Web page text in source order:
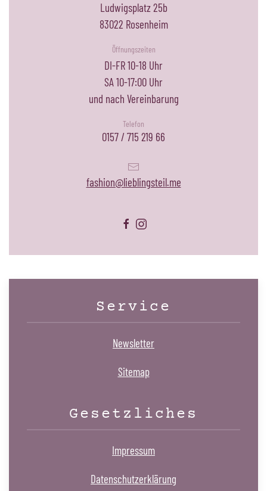
Ludwigsplatz 25b
83022 Rosenheim
Öffnungszeiten
DI-FR 10-18 Uhr
SA 10-17:00 Uhr
und nach Vereinbarung
Telefon
0157 / 715 219 66
fashion@lieblingsteil.me
Service
Newsletter
Sitemap
Gesetzliches
Impressum
Datenschutzerklärung